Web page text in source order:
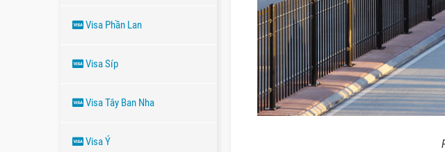
Visa Phần Lan
Visa Síp
Visa Tây Ban Nha
Visa Ý